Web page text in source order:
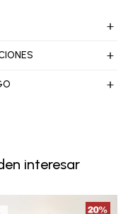
interesar